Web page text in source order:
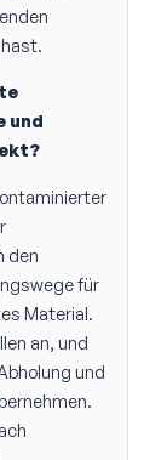
und
den
für
Material.
an, und
und